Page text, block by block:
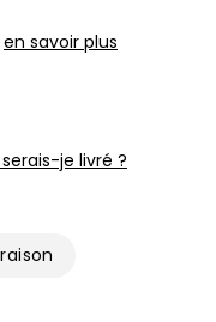
en savoir plus
je livré ?